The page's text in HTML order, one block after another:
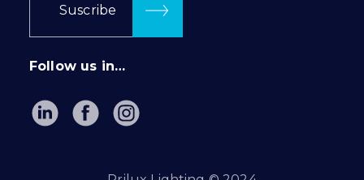
Suscribe
Follow us in…